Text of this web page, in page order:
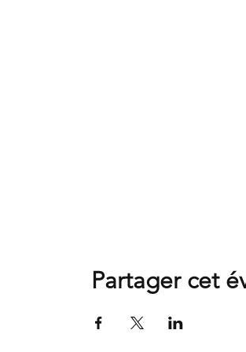
Partager cet